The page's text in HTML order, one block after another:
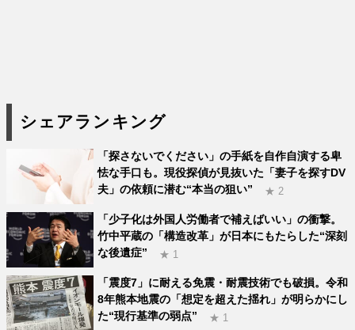
シェアランキング
「探さないでください」の手紙を自作自演する卑
怯な手口も。現役探偵が見抜いた「妻子を探すDV
夫」の依頼に潜む“本当の狙い”
★ 2
「少子化は外国人労働者で補えばいい」の衝撃。
竹中平蔵の「構造改革」が日本にもたらした“深刻
な後遺症”
★ 1
「震度7」に耐える免震・耐震技術でも破損。令和
8年熊本地震の「想定を超えた揺れ」が明らかにし
た“現行基準の弱点”
★ 1